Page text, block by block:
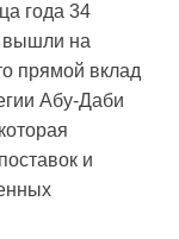
года 34
вышли на
прямой вклад
Абу‑Даби
и